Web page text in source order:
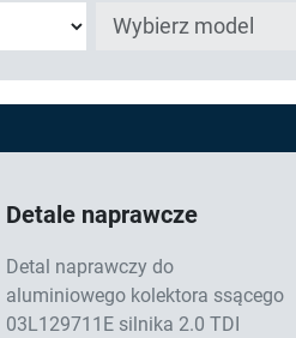
Detale naprawcze
Detal naprawczy do
aluminiowego kolektora ssącego
03L129711E silnika 2.0 TDI